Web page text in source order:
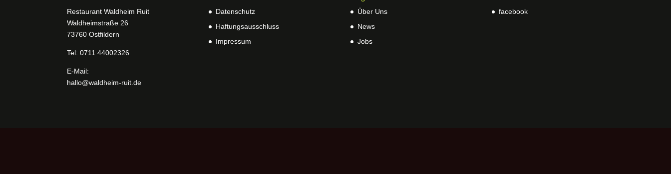
Restaurant Waldheim Ruit
Waldheimstraße 26
73760 Ostfildern
Tel: 0711 44002326
E-Mail:
hallo@waldheim-ruit.de
Datenschutz
Haftungsausschluss
Impressum
Über Uns
News
Jobs
facebook